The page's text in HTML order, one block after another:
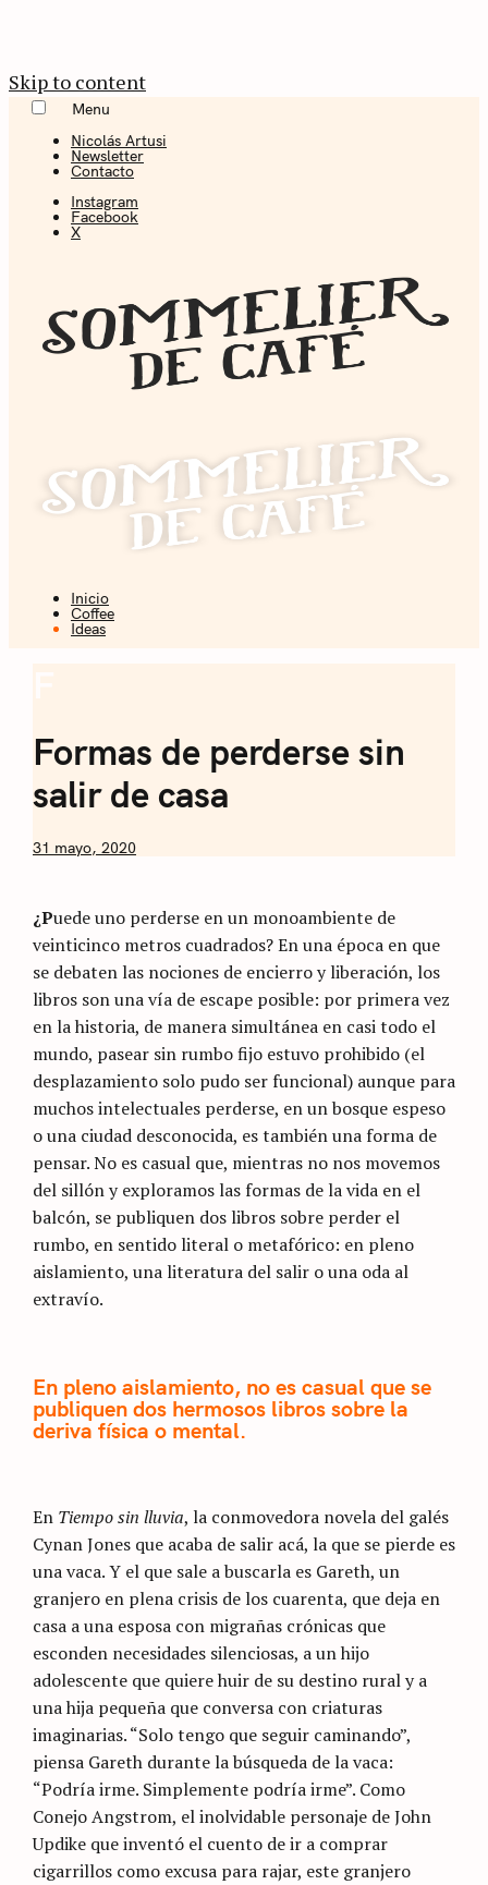
Skip to content
Menu
Nicolás Artusi
Newsletter
Contacto
Instagram
Facebook
X
Café
Coffee + Ideas
Inicio
Coffee
Ideas
Formas de perderse sin
salir de casa
by
31 mayo, 2020
¿Puede uno perderse en un monoambiente de
veinticinco metros cuadrados? En una época en que
se debaten las nociones de encierro y liberación, los
libros son una vía de escape posible: por primera vez
en la historia, de manera simultánea en casi todo el
mundo, pasear sin rumbo fijo estuvo prohibido (el
desplazamiento solo pudo ser funcional) aunque para
muchos intelectuales perderse, en un bosque espeso
o una ciudad desconocida, es también una forma de
pensar. No es casual que, mientras no nos movemos
del sillón y exploramos las formas de la vida en el
balcón, se publiquen dos libros sobre perder el
rumbo, en sentido literal o metafórico: en pleno
aislamiento, una literatura del salir o una oda al
extravío.
En pleno aislamiento, no es casual que se
publiquen dos hermosos libros sobre la
deriva física o mental.
En Tiempo sin lluvia, la conmovedora novela del galés
Cynan Jones que acaba de salir acá, la que se pierde es
una vaca. Y el que sale a buscarla es Gareth, un
granjero en plena crisis de los cuarenta, que deja en
casa a una esposa con migrañas crónicas que
esconden necesidades silenciosas, a un hijo
adolescente que quiere huir de su destino rural y a
una hija pequeña que conversa con criaturas
imaginarias. “Solo tengo que seguir caminando”,
piensa Gareth durante la búsqueda de la vaca:
“Podría irme. Simplemente podría irme”. Como
Conejo Angstrom, el inolvidable personaje de John
Updike que inventó el cuento de ir a comprar
cigarrillos como excusa para rajar, este granjero